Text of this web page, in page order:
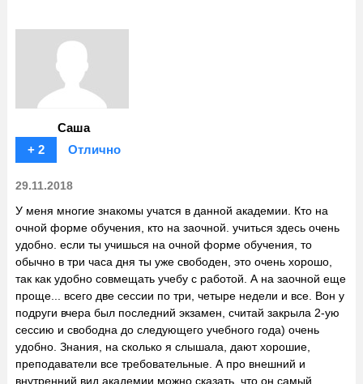
Саша
+ 2
Отлично
29.11.2018
У меня многие знакомы учатся в данной академии. Кто на
очной форме обучения, кто на заочной. учиться здесь очень
удобно. если ты учишься на очной форме обучения, то
обычно в три часа дня ты уже свободен, это очень хорошо,
так как удобно совмещать учебу с работой. А на заочной еще
проще... всего две сессии по три, четыре недели и все. Вон у
подруги вчера был последний экзамен, считай закрыла 2-ую
сессию и свободна до следующего учебного года) очень
удобно. Знания, на сколько я слышала, дают хорошие,
преподаватели все требовательные. А про внешний и
внутренний вид академии можно сказать, что он самый